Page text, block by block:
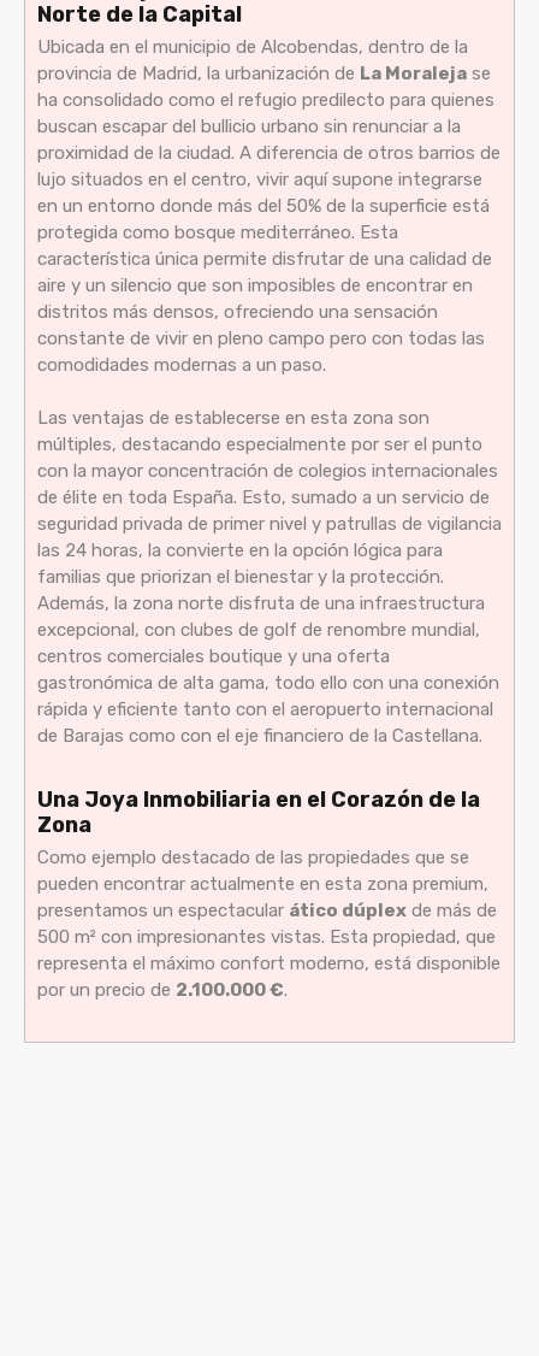
Norte de la Capital
Ubicada en el municipio de Alcobendas, dentro de la
provincia de Madrid, la urbanización de La Moraleja se
ha consolidado como el refugio predilecto para quienes
buscan escapar del bullicio urbano sin renunciar a la
proximidad de la ciudad. A diferencia de otros barrios de
lujo situados en el centro, vivir aquí supone integrarse
en un entorno donde más del 50% de la superficie está
protegida como bosque mediterráneo. Esta
característica única permite disfrutar de una calidad de
aire y un silencio que son imposibles de encontrar en
distritos más densos, ofreciendo una sensación
constante de vivir en pleno campo pero con todas las
comodidades modernas a un paso.
Las ventajas de establecerse en esta zona son
múltiples, destacando especialmente por ser el punto
con la mayor concentración de colegios internacionales
de élite en toda España. Esto, sumado a un servicio de
seguridad privada de primer nivel y patrullas de vigilancia
las 24 horas, la convierte en la opción lógica para
familias que priorizan el bienestar y la protección.
Además, la zona norte disfruta de una infraestructura
excepcional, con clubes de golf de renombre mundial,
centros comerciales boutique y una oferta
gastronómica de alta gama, todo ello con una conexión
rápida y eficiente tanto con el aeropuerto internacional
de Barajas como con el eje financiero de la Castellana.
Una Joya Inmobiliaria en el Corazón de la
Zona
Como ejemplo destacado de las propiedades que se
pueden encontrar actualmente en esta zona premium,
presentamos un espectacular ático dúplex de más de
500 m² con impresionantes vistas. Esta propiedad, que
representa el máximo confort moderno, está disponible
por un precio de 2.100.000 €.